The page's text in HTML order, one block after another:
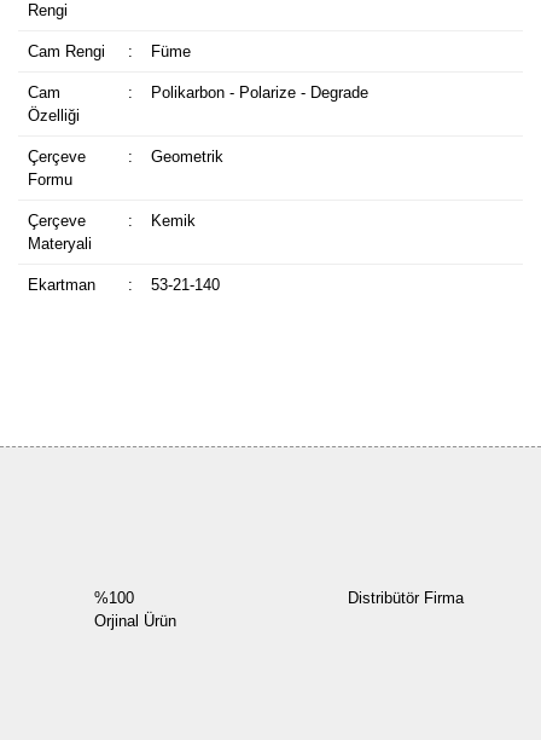
Rengi
Cam Rengi : Füme
Cam
Özelliği
: Polikarbon - Polarize - Degrade
Çerçeve
Formu
: Geometrik
Çerçeve
Materyali
: Kemik
Ekartman : 53-21-140
%100
Orjinal Ürün
Distribütör Firma